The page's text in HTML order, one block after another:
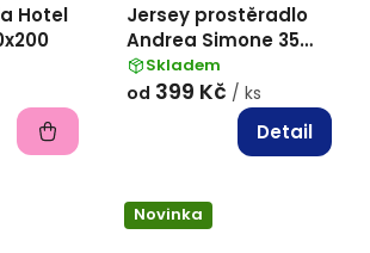
Hotel
Jersey prostěradlo
Andrea Simone 35
cm boxspring roh -
Bílá
Skladem
od 399 Kč / ks
Detail
Novinka